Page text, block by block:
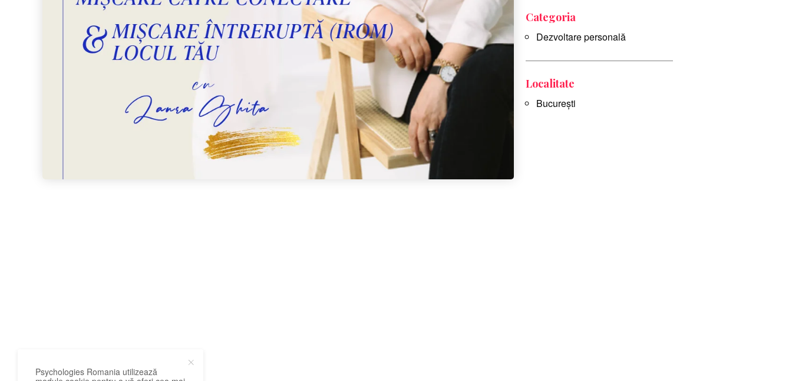
Categoria
Dezvoltare personală
Localitate
București
Psychologies Romania utilizează